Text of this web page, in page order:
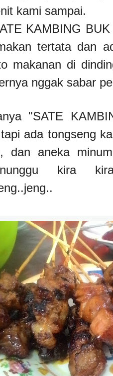
kami sampai.
KAMBING
tertata dan
makanan di
nggak sabar
"SATE
ada tongseng
dan aneka
nunggu kira